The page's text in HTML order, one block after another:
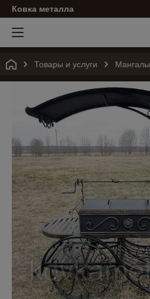
Ковка металла
Товары и услуги Мангалы